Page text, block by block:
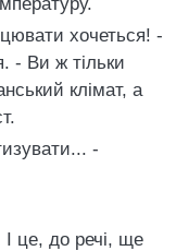
хочеться! -
- Ви ж тiльки
клiмат, а
-
I це, до речi, ще